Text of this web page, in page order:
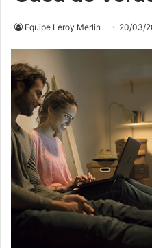
Equipe Leroy Merlin 20/03/